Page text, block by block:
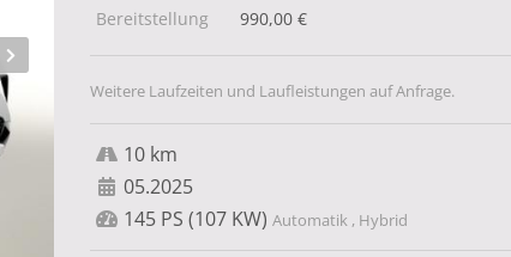
Bereitstellung
990,00 €
Weitere Laufzeiten und Laufleistungen auf Anfrage.
10 km
05.2025
145 PS (107 KW) Automatik , Hybrid